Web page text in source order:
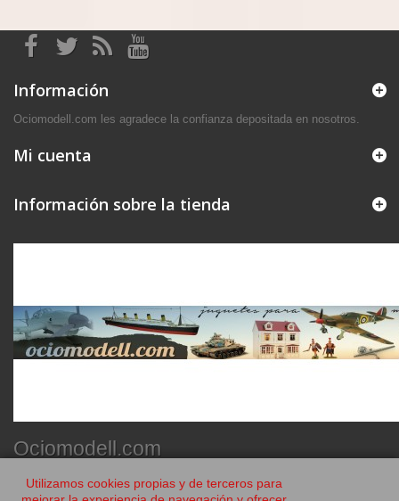
Información
Ociomodell.com les agradece la confianza depositada en nosotros.
Mi cuenta
Información sobre la tienda
Ociomodell.com
Utilizamos cookies propias y de terceros para